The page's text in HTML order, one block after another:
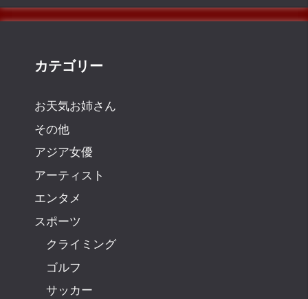
カテゴリー
お天気お姉さん
その他
アジア女優
アーティスト
エンタメ
スポーツ
クライミング
ゴルフ
サッカー